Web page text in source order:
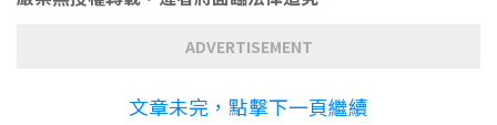
ADVERTISEMENT
文章未完，點擊下一頁繼續